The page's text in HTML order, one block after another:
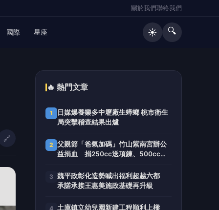
關於我們聯絡我們
國際 星座 ☀️ 🔍
🔗
🔥 熱門文章
1
日媒爆養樂多中壢廠生蟑螂 桃市衛生
局突擊稽查結果出爐
2 父親節「爸氣加碼」竹山紫南宮辦公
益捐血 捐250cc送項鍊、500cc送
3 魏平政彰化造勢喊出福利超越六都
承諾承接王惠美施政基礎再升級
4 土庫鎮立幼兒園新建工程順利上樑